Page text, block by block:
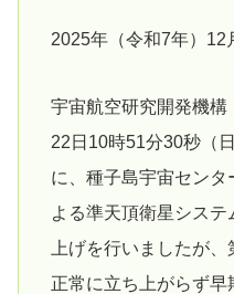
2025年（令和7年）12
宇宙航空研究開発機構
22日10時51分30秒（
に、種子島宇宙セン
よる準天頂衛星シス
上げを行いましたが
正常に立ち上がらず